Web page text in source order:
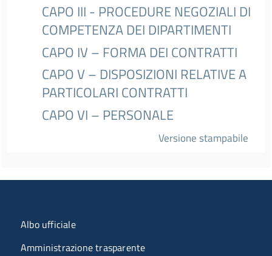
CAPO III - PROCEDURE NEGOZIALI DI
COMPETENZA DEI DIPARTIMENTI
CAPO IV – FORMA DEI CONTRATTI
CAPO V – DISPOSIZIONI RELATIVE A
PARTICOLARI CONTRATTI
CAPO VI – PERSONALE
Versione stampabile
Menu organizzazione
Albo ufficiale
Amministrazione trasparente